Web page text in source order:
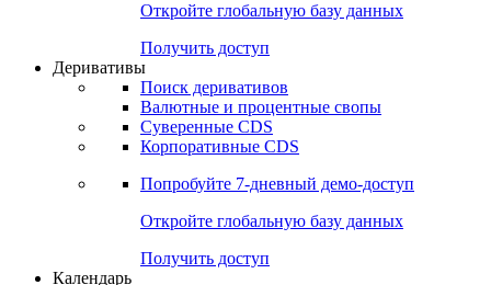
Поиск Mutual Funds
Попробуйте7-дневный
Откройте глобальную базу данных
Получить доступ
Деривативы
Валютные и процентные свопы
Корпоративные CDS
Попробуйте7-дневный